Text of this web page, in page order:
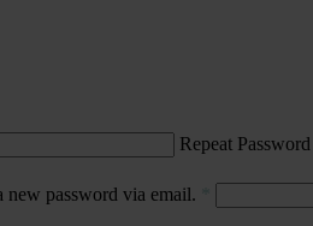
Repeat
new password via email.